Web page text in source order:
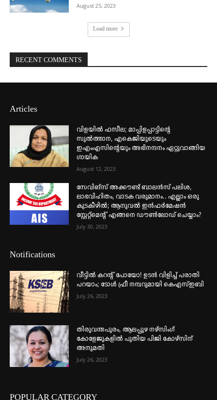
August 25, 2023
Load more
RECENT COMMENTS
Articles
വിളയിൽ ഫസീല; മാപ്പിളപ്പാട്ടിന്റെ
സുൽത്താന, എകെജിയുടെയും
ഇഎംഎസിന്റെയും അഭിനന്ദനം ഏറ്റുവാങ്ങിയ
ഗായിക
August 12, 2023
സേവിങ്സ് അക്കൗണ്ട് ബാലൻസ് പലിശ,
ലാഭവിഹിതം, വാടക വരുമാനം.. എല്ലാം ഒരു
കുടകീഴിൽ; ആനുവൽ ഇൻഫർമേഷൻ
സ്റ്റേറ്റ്മെന്റ് എങ്ങനെ ഡൗൺലോഡ് ചെയ്യാം?
July 30, 2023
Notifications
വീട്ടില്‍ കറന്റ് പോയോ! ഉടന്‍ വിളിച്ച് പരാതി
പറയാം; ടോള്‍ ഫ്രീ നമ്പറുമായി കെഎസ്ഇബി
July 26, 2023
തിരുവന്തപുരം, ആലപ്പുഴ നഴ്‌സിംഗ്
കോളേജുകളില്‍ പുതിയ പിജി കോഴ്‌സിന്
അനുമതി
July 26, 2023
POPULAR CATEGORY